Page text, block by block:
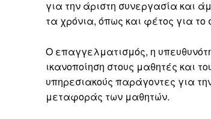
για την άριστη συνεργασία και
τα χρόνια, όπως και φέτος για το
Ο επαγγελματισμός, η
ικανοποίηση στους μαθητές και
υπηρεσιακούς παράγοντες για
μεταφοράς των μαθητών.